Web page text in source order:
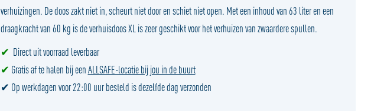
verhuizingen. De doos zakt niet in, scheurt niet door en schiet niet open. Met een inhoud van 63 liter en een
draagkracht van 60 kg is de verhuisdoos XL is zeer geschikt voor het verhuizen van zwaardere spullen.
✔ Direct uit voorraad leverbaar
✔ Gratis af te halen bij eenALLSAFE-locatie bij jou in de buurt
✔ Op werkdagen voor 22:00 uur besteld is dezelfde dag verzonden